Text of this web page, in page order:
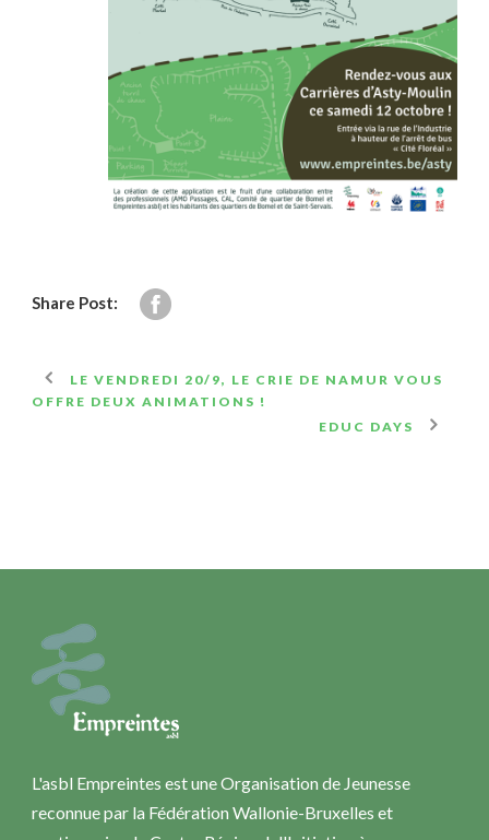
Share Post:
LE VENDREDI 20/9, LE CRIE DE NAMUR VOUS
OFFRE DEUX ANIMATIONS !
EDUC DAYS
L'asbl Empreintes est une Organisation de Jeunesse
reconnue par la Fédération Wallonie-Bruxelles et